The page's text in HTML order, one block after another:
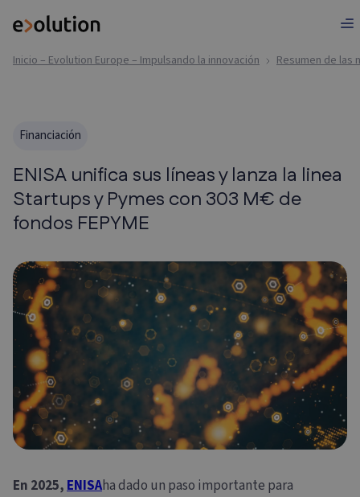
Inicio – Evolution Europe – Impulsando la innovación Resumen de las
Financiación
ENISA unifica sus líneas y lanza la linea
Startups y Pymes con 303 M€ de
fondos FEPYME
En 2025,ENISAha dado un paso importante para